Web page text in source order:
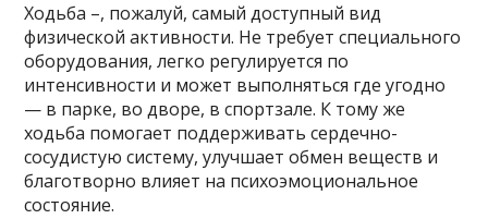
Ходьба –, пожалуй, самый доступный вид
физической активности. Не требует специального
оборудования, легко регулируется по
интенсивности и может выполняться где угодно
— в парке, во дворе, в спортзале. К тому же
ходьба помогает поддерживать сердечно-
сосудистую систему, улучшает обмен веществ и
благотворно влияет на психоэмоциональное
состояние.